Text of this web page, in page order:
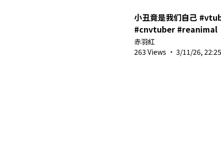
小丑竟是我们自己 #vtuber
#cnvtuber #reanimal
赤羽紅
263 Views · 3/11/26, 22:25